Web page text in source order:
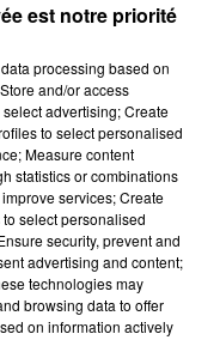
est notre priorité
processing based on
and/or access
advertising; Create
to select personalised
Measure content
statistics or combinations
services; Create
select personalised
security, prevent and
advertising and content;
technologies may
browsing data to offer
on information actively